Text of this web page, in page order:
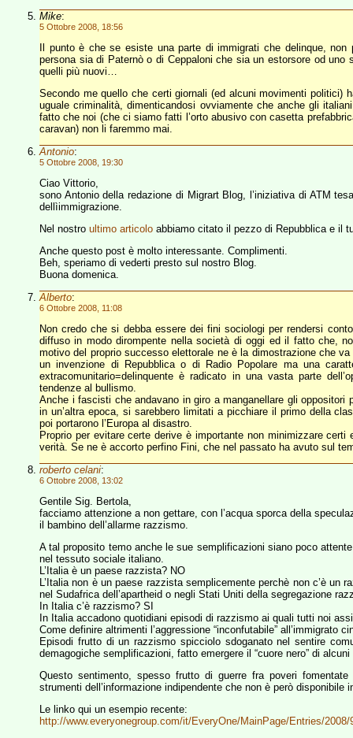
Mike:
5 Ottobre 2008, 18:56
Il punto è che se esiste una parte di immigrati che delinque,
persona sia di Paternò o di Ceppaloni che sia un estorsore od
quelli più nuovi…
Secondo me quello che certi giornali (ed alcuni movimenti politici)
uguale criminalità, dimenticandosi ovviamente che anche gli
fatto che noi (che ci siamo fatti l’orto abusivo con casetta
caravan) non li faremmo mai.
Antonio:
5 Ottobre 2008, 19:30
Ciao Vittorio,
sono Antonio della redazione di Migrart Blog, l’iniziativa di ATM
dellìimmigrazione.
Nel nostro ultimo articolo abbiamo citato il pezzo di Repubblica e il
Anche questo post è molto interessante. Complimenti.
Beh, speriamo di vederti presto sul nostro Blog.
Buona domenica.
Alberto:
6 Ottobre 2008, 11:08
Non credo che si debba essere dei fini sociologi per rendersi
diffuso in modo dirompente nella società di oggi ed il fatto che,
motivo del proprio successo elettorale ne è la dimostrazione che
un invenzione di Repubblica o di Radio Popolare ma una
extracomunitario=delinquente è radicato in una vasta parte
tendenze al bullismo.
Anche i fascisti che andavano in giro a manganellare gli
in un’altra epoca, si sarebbero limitati a picchiare il primo della
poi portarono l’Europa al disastro.
Proprio per evitare certe derive è importante non minimizzare
verità. Se ne è accorto perfino Fini, che nel passato ha avuto sul
roberto celani:
6 Ottobre 2008, 13:02
Gentile Sig. Bertola,
facciamo attenzione a non gettare, con l’acqua sporca della
il bambino dell’allarme razzismo.
A tal proposito temo anche le sue semplificazioni siano poco
nel tessuto sociale italiano.
L’Italia è un paese razzista? NO
L’Italia non è un paese razzista semplicemente perchè non c’è
nel Sudafrica dell’apartheid o negli Stati Uniti della segregazione
In Italia c’è razzismo? SI
In Italia accadono quotidiani episodi di razzismo ai quali tutti noi
Come definire altrimenti l’aggressione “inconfutabile” all’immigrato
Episodi frutto di un razzismo spicciolo sdoganato nel sentire
demagogiche semplificazioni, fatto emergere il “cuore nero” di
Questo sentimento, spesso frutto di guerre fra poveri
strumenti dell’informazione indipendente che non è però disponibile
Le linko qui un esempio recente:
http://www.everyonegroup.com/it/EveryOne/MainPage/Entries/